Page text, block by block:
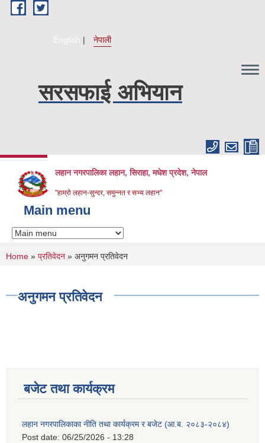
Skip to main content
English नेपाली
सरसफाई अभियान
लहान नगरपालिका लहान, सिराहा, मधेश प्रदेश, नेपाल
"हाम्रो लहान-सुन्दर, समुन्नत र सभ्य लहान"
Main menu
You are here
Home » प्रतिवेदन » अनुगमन प्रतिवेदन
अनुगमन प्रतिवेदन
बजेट तथा कार्यक्रम
लहान नगरपालिकाका नीति तथा कार्यक्रम र बजेट (आ.ब. २०८३-२०८४)
Post date: 06/25/2026 - 13:28